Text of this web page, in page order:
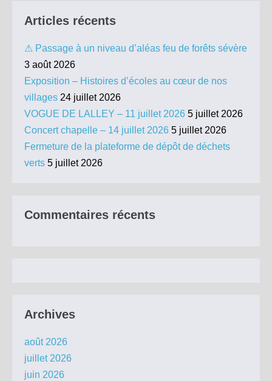
Articles récents
⚠ Passage à un niveau d’aléas feu de forêts sévère
3 août 2026
Exposition – Histoires d’écoles au cœur de nos
villages 24 juillet 2026
VOGUE DE LALLEY – 11 juillet 2026 5 juillet 2026
Concert chapelle – 14 juillet 2026 5 juillet 2026
Fermeture de la plateforme de dépôt de déchets
verts 5 juillet 2026
Commentaires récents
Archives
août 2026
juillet 2026
juin 2026